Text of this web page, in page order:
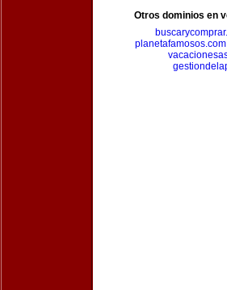
Otros dominios en
planetafamosos.com|